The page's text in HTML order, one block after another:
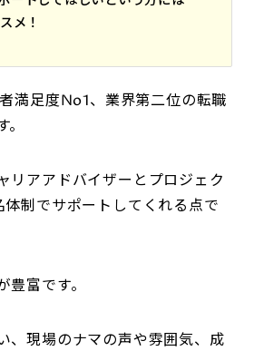
メ！
満足度No1、業界第二位の転職
リアアドバイザーとプロジェク
体制でサポートしてくれる点で
富です。
、現場のナマの声や雰囲気、成